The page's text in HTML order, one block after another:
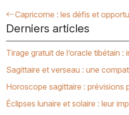
Capricorne : les défis et
Derniers articles
Tirage gratuit de l’oracle tibétain
Sagittaire et verseau : une
Horoscope sagittaire : prévisions
Éclipses lunaire et solaire : leur